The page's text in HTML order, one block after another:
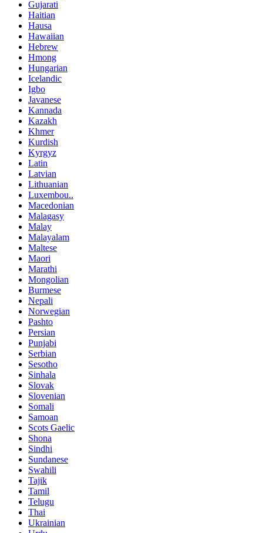
Gujarati
Haitian
Hausa
Hawaiian
Hebrew
Hmong
Hungarian
Icelandic
Igbo
Javanese
Kannada
Kazakh
Khmer
Kurdish
Kyrgyz
Latin
Latvian
Lithuanian
Luxembou..
Macedonian
Malagasy
Malay
Malayalam
Maltese
Maori
Marathi
Mongolian
Burmese
Nepali
Norwegian
Pashto
Persian
Punjabi
Serbian
Sesotho
Sinhala
Slovak
Slovenian
Somali
Samoan
Scots Gaelic
Shona
Sindhi
Sundanese
Swahili
Tajik
Tamil
Telugu
Thai
Ukrainian